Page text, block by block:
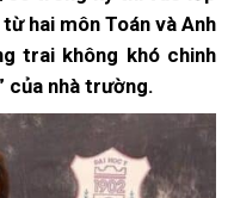
hai môn Toán và Anh
trai không khó chinh
của nhà trường.